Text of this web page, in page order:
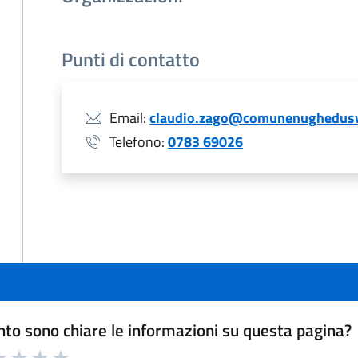
Punti di contatto
Email:
Telefono:0783 69026
sono chiare le informazioni su questa pagina?
1 a 5 stelle la pagina